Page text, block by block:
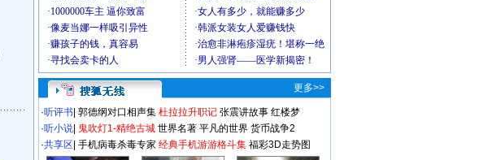
更多>>
·听评书 郭德纲对口相声集 杜拉拉升职记 张震讲故事 红楼梦
·听小说 鬼吹灯1-精绝古城 世界名著 平凡的世界 货币战争2
·共享区 手机病毒杀毒专家 经典手机游游格斗集 福彩3D走势图